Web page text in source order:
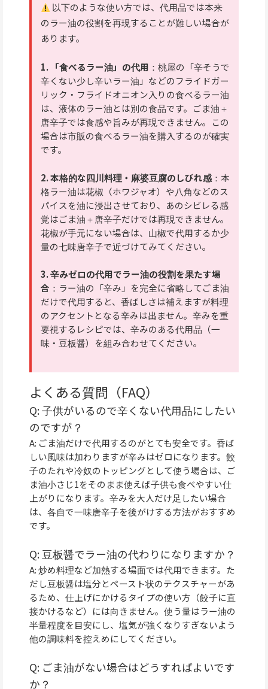
以下のような使い方では、代用品では本来
のラー油の役割を再現することが難しい場合が
あります。
1. 「食べるラー油」の代用 ：桃屋の「辛そうで
辛くない少し辛いラー油」などのフライドガー
リック・フライドオニオン入りの食べるラー油
は、液体のラー油とは別の食品です。ごま油＋
唐辛子では食感や旨みが再現できません。この
場合は市販の食べるラー油を購入するのが確実
です。
2. 本格的な四川料理・麻婆豆腐のしびれ感：本
格ラー油は花椒（ホワジャオ）や八角などのス
パイスを油に浸出させており、あのシビレる感
覚はごま油＋唐辛子だけでは再現できません。
花椒が手元にない場合は、山椒で代用するか少
量の七味唐辛子で近づけてみてください。
3. 辛みゼロの代用でラー油の役割を果たす場
合 ：ラー油の「辛み」を完全に省略してごま油
だけで代用すると、香ばしさは補えますが料理
のアクセントとなる辛みは出ません。辛みを重
要視するレシピでは、辛みのある代用品（一
味・豆板醤）を組み合わせてください。
よくある質問（FAQ）
Q: 子供がいるので辛くない代用品にしたい
のですが？
A: ごま油だけで代用するのがとても安全です。香ば
しい風味は加わりますが辛みはゼロになります。餃
子のたれや冷奴のトッピングとして使う場合は、ご
ま油小さじ1をそのまま使えば子供も食べやすい仕
上がりになります。辛みを大人だけ足したい場合
は、各自で一味唐辛子を後がけする方法がおすすめ
です。
Q: 豆板醤でラー油の代わりになりますか？
A: 炒め料理など加熱する場面では代用できます。た
だし豆板醤は塩分とペースト状のテクスチャーがあ
るため、仕上げにかけるタイプの使い方（餃子に直
接かけるなど）には向きません。使う量はラー油の
半量程度を目安にし、塩気が強くなりすぎないよう
他の調味料を控えめにしてください。
Q: ごま油がない場合はどうすればよいです
か？